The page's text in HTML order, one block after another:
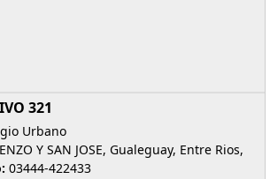
321
Urbano
Y SAN JOSE, Gualeguay, Entre Rios,
03444-422433